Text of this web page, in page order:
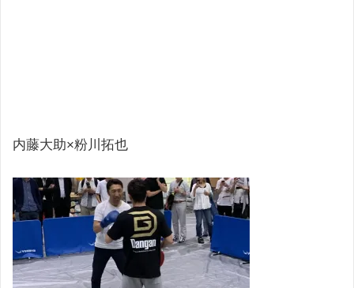
内藤大助×粉川拓也